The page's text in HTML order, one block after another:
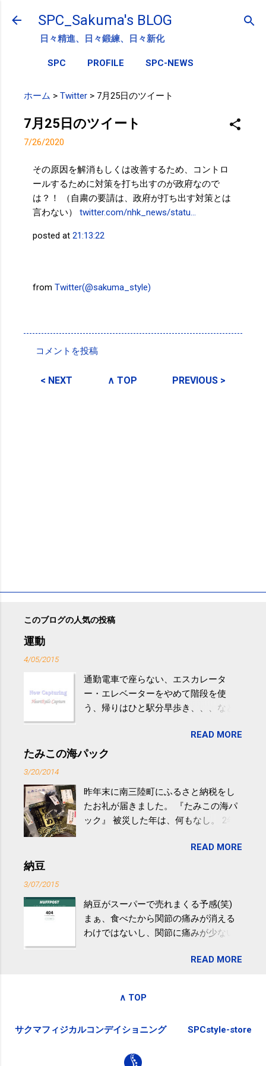
スキップしてメイン コンテンツに移動
SPC_Sakuma's BLOG
日々精進、日々鍛練、日々新化
SPC PROFILE SPC-NEWS
ホーム > Twitter > 7月25日のツイート
7月25日のツイート
7/26/2020
その原因を解消もしくは改善するため、コントロ
ールするために対策を打ち出すのが政府なので
は？！ （自粛の要請は、政府が打ち出す対策とは
言わない） twitter.com/nhk_news/statu…
posted at 21:13:22
from Twitter(@sakuma_style)
メ
コメントを投稿
< NEXT ∧ TOP PREVIOUS >
このブログの人気の投稿
運動
4/05/2015
通勤電車で座らない、エスカレータ
ー・エレベーターをやめて階段を使
う、帰りはひと駅分早歩き、、、など
やすい。 スポーツウェア・シューズで
するものだけが運動ではない。 食べ
けると改善する、との結果を筑波大の
研究チームが発表した。改善が期待で
きるのは、過度の飲酒が原因ではない
減らなくても効果があるという。 正田
波大「減量しなくても効果」 - ニュー
ス - アピタル（医療・健康）
READ MORE
たみこの海パック
3/20/2014
昨年末に南三陸町にふるさと納税をし
たお礼が届きました。 『たみこの海パ
ック』 被災した年は、何もなし。 2年
が『たみこの海パック』。 ボランティ
全く考えていなかったので、貰えると
少しづつ復興してる感が伝わってきて
嬉しいです。 あと、ふるさと納税が節
ですが、節税になるほど稼げていない
税務局｜ふるさと納税など個人住民税
READ MORE
納豆
3/07/2015
納豆がスーパーで売れまくる予感(笑)
まぁ、食べたから関節の痛みが消える
わけではないし、関節に痛みが少ない
ど。。 「関節の老化」は、「コンドロ
歳をピークにして、体内で作られる量
代の半分、60代ではそのさらに半分に
起こさないためには、食生活で「コン
READ MORE
∧ TOP
サクマフィジカルコンデイショニング SPCstyle-store